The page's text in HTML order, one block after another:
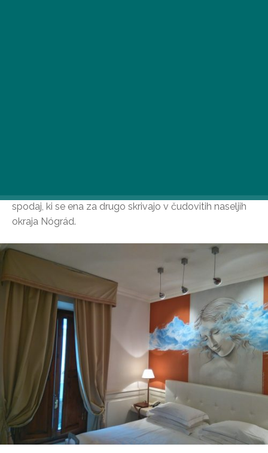
spodaj, ki se ena za drugo skrivajo v čudovitih naseljih
okraja Nógrád.